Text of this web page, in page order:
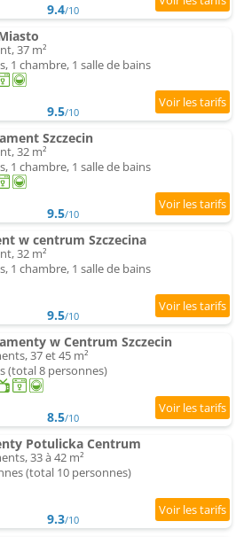
9.4/10
37 m²
1 chambre, 1 salle de bains
9.5/10
Szczecin
32 m²
1 chambre, 1 salle de bains
9.5/10
w centrum Szczecina
32 m²
1 chambre, 1 salle de bains
9.5/10
w Centrum Szczecin
37 et 45 m²
(total 8 personnes)
8.5/10
Potulicka Centrum
33 à 42 m²
(total 10 personnes)
9.3/10